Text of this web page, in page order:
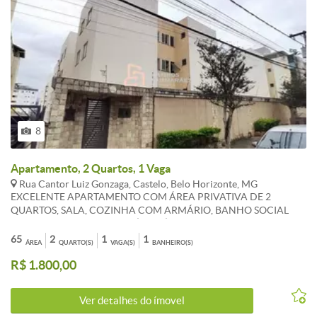
8
Apartamento, 2 Quartos, 1 Vaga
Rua Cantor Luiz Gonzaga, Castelo, Belo Horizonte, MG
EXCELENTE APARTAMENTO COM ÁREA PRIVATIVA DE 2
QUARTOS, SALA, COZINHA COM ARMÁRIO, BANHO SOCIAL
LAMINADO DE MADEIRA E CERAMICA, 1 VAGA. *OS VALORES
ANUNCIADOS DE CONDOMÍNIO E IPTU SÃO REFERENCIAIS E
PODEM SOFRER ALTERACÕES.WHATSAPP 31 983 867 630
ÁREA
65 QUARTO(S)
2 VAGA(S)
1 BANHEIRO(S)
1
R$ 1.800,00
Ver detalhes do ímovel